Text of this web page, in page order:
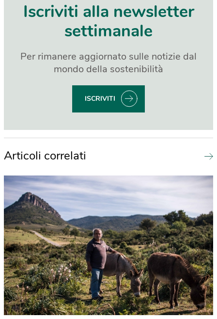
Iscriviti alla newsletter
settimanale
Per rimanere aggiornato sulle notizie dal
mondo della sostenibilità
ISCRIVITI
Articoli correlati